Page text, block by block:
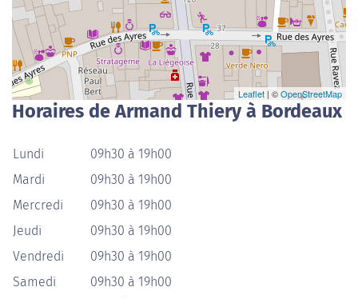
Leaflet | ©OpenStreetMap
Horaires de Armand Thiery à Bordeaux
Lundi
09h30 à 19h00
Mardi
09h30 à 19h00
Mercredi
09h30 à 19h00
Jeudi
09h30 à 19h00
Vendredi
09h30 à 19h00
Samedi
09h30 à 19h00